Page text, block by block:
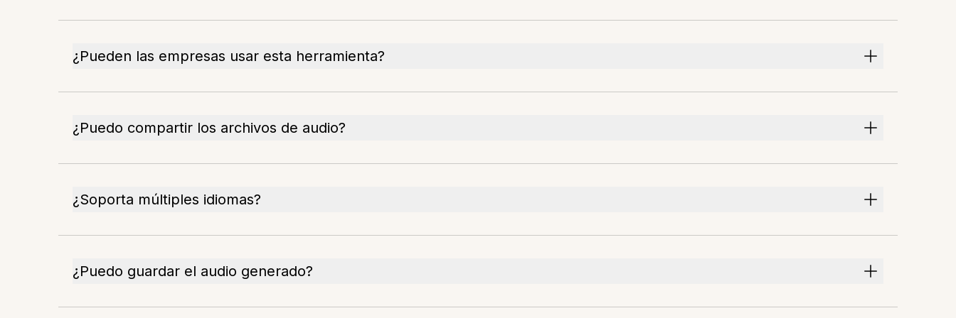
¿Pueden las empresas usar esta herramienta?
¿Puedo compartir los archivos de audio?
¿Soporta múltiples idiomas?
¿Puedo guardar el audio generado?